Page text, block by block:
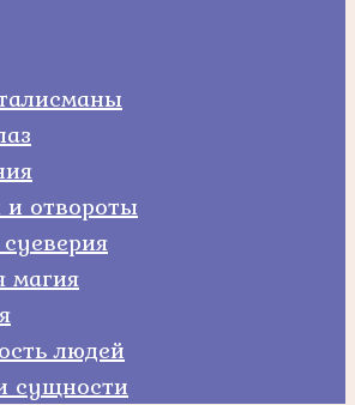
отвороты
магия
людей
сущности